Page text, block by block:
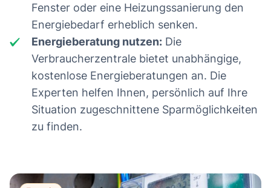
Fenster oder eine Heizungssanierung den
Energiebedarf erheblich senken.
Energieberatung nutzen: Die
Verbraucherzentrale bietet unabhängige,
kostenlose Energieberatungen an. Die
Experten helfen Ihnen, persönlich auf Ihre
Situation zugeschnittene Sparmöglichkeiten
zu finden.